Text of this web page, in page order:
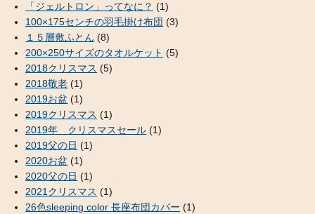
「ジェルトロン」ってなに？ (1)
100×175センチの羽毛掛け布団 (3)
１５層敷ふとん (8)
200×250サイズのタオルケット (5)
2018クリスマス (5)
2018敬老 (1)
2019お盆 (1)
2019クリスマス (1)
2019年 クリスマスセール (1)
2019父の日 (1)
2020お盆 (1)
2020父の日 (1)
2021クリスマス (1)
26色sleeping color 長座布団カバー (1)